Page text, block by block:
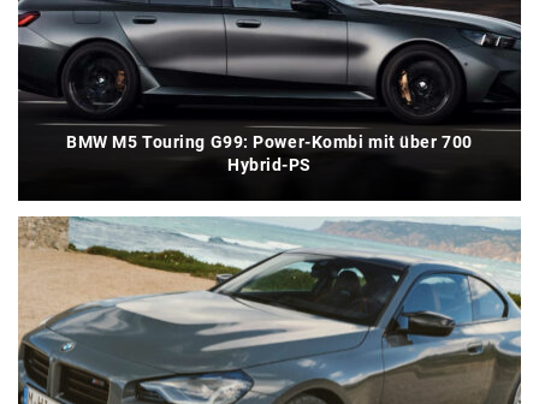
BMW M5 Touring G99: Power-Kombi mit über 700
Hybrid-PS